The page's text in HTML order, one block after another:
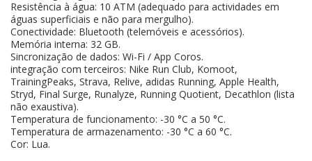
Resistência à água: 10 ATM (adequado para actividades em
águas superficiais e não para mergulho).
Conectividade: Bluetooth (telemóveis e acessórios).
Memória interna: 32 GB.
Sincronização de dados: Wi-Fi / App Coros.
integração com terceiros: Nike Run Club, Komoot,
TrainingPeaks, Strava, Relive, adidas Running, Apple Health,
Stryd, Final Surge, Runalyze, Running Quotient, Decathlon (lista
não exaustiva).
Temperatura de funcionamento: -30 °C a 50 °C.
Temperatura de armazenamento: -30 °C a 60 °C.
Cor: Lua.